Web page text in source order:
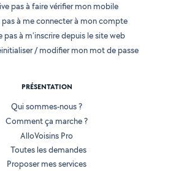
pas à faire vérifier mon mobile
pas à me connecter à mon compte
pas à m'inscrire depuis le site web
/ modifier mon mot de passe
PRÉSENTATION
Qui sommes-nous ?
Comment ça marche ?
AlloVoisins Pro
Toutes les demandes
Proposer mes services